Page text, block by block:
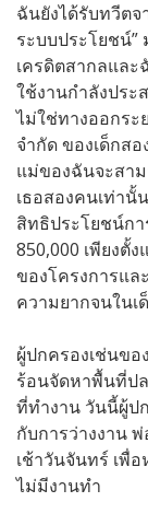
ฉันยังได้รับทวีตจ
ระบบประโยชน์”
เครดิตสากลแล
ใช้งานกำลังปร
ไม่ใช่ทางออกร
จำกัด ของเด็กส
แม่ของฉันจะสา
เธอสองคนเท่านั้
สิทธิประโยชน์ก
850,000 เพียงตั้
ของโครงการแล
ความยากจนในเ
ผู้ปกครองเช่นข
ร้อนจัดหาพื้นที่ป
ที่ทำงาน วันนี้ผู้ป
กับการว่างงาน
เช้าวันจันทร์ เพื่
ไม่มีงานทำ